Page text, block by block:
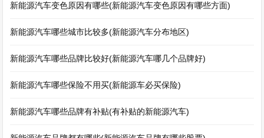
新能源汽车变色原因有哪些(新能源汽车变色原因有哪些方面)
新能源汽车哪些城市比较多(新能源汽车分布地区)
新能源汽车哪些品牌比较好(新能源汽车哪几个品牌好)
新能源汽车哪些保险不用买(新能源车必买保险)
新能源汽车哪些品牌有补贴(有补贴的新能源汽车)